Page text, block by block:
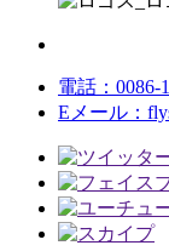
電話： 0086-
Eメール：